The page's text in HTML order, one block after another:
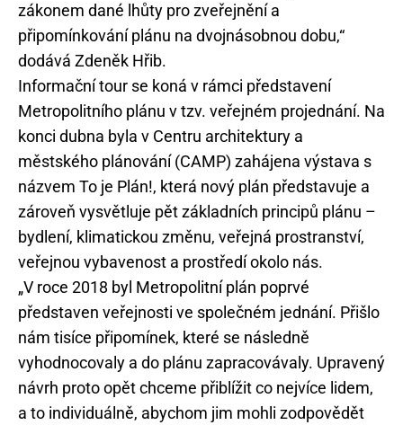
zákonem dané lhůty pro zveřejnění a
připomínkování plánu na dvojnásobnou dobu,“
dodává Zdeněk Hřib.
Informační tour se koná v rámci představení
Metropolitního plánu v tzv. veřejném projednání. Na
konci dubna byla v Centru architektury a
městského plánování (CAMP) zahájena výstava s
názvem To je Plán!, která nový plán představuje a
zároveň vysvětluje pět základních principů plánu –
bydlení, klimatickou změnu, veřejná prostranství,
veřejnou vybavenost a prostředí okolo nás.
„V roce 2018 byl Metropolitní plán poprvé
představen veřejnosti ve společném jednání. Přišlo
nám tisíce připomínek, které se následně
vyhodnocovaly a do plánu zapracovávaly. Upravený
návrh proto opět chceme přiblížit co nejvíce lidem,
a to individuálně, abychom jim mohli zodpovědět